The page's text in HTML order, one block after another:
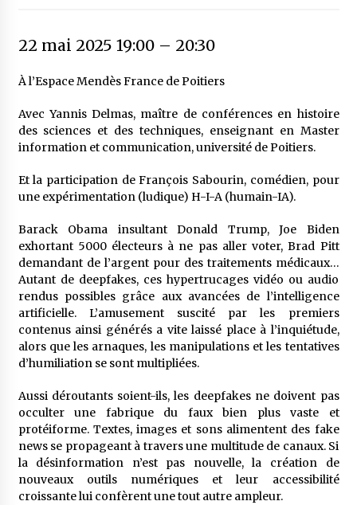
22 mai 2025 19:00– 20:30
À l’Espace Mendès France de Poitiers
Avec Yannis Delmas, maître de conférences en histoire
des sciences et des techniques, enseignant en Master
information et communication, université de Poitiers.
Et la participation de François Sabourin, comédien, pour
une expérimentation (ludique) H-I-A (humain-IA).
Barack Obama insultant Donald Trump, Joe Biden
exhortant 5000 électeurs à ne pas aller voter, Brad Pitt
demandant de l’argent pour des traitements médicaux…
Autant de deepfakes, ces hypertrucages vidéo ou audio
rendus possibles grâce aux avancées de l’intelligence
artificielle. L’amusement suscité par les premiers
contenus ainsi générés a vite laissé place à l’inquiétude,
alors que les arnaques, les manipulations et les tentatives
d’humiliation se sont multipliées.
Aussi déroutants soient-ils, les deepfakes ne doivent pas
occulter une fabrique du faux bien plus vaste et
protéiforme. Textes, images et sons alimentent des fake
news se propageant à travers une multitude de canaux. Si
la désinformation n’est pas nouvelle, la création de
nouveaux outils numériques et leur accessibilité
croissante lui confèrent une tout autre ampleur.